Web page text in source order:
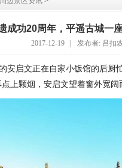
成功20周年，平遥古城一
2017-12-19 发布者: 吕扣
安启文正在自家小饭馆的后
上颗烟，安启文望着窗外宽